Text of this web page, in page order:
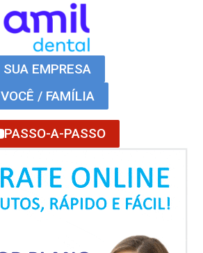
SUA EMPRESA
VOCÊ / FAMÍLIA
PASSO-A-PASSO